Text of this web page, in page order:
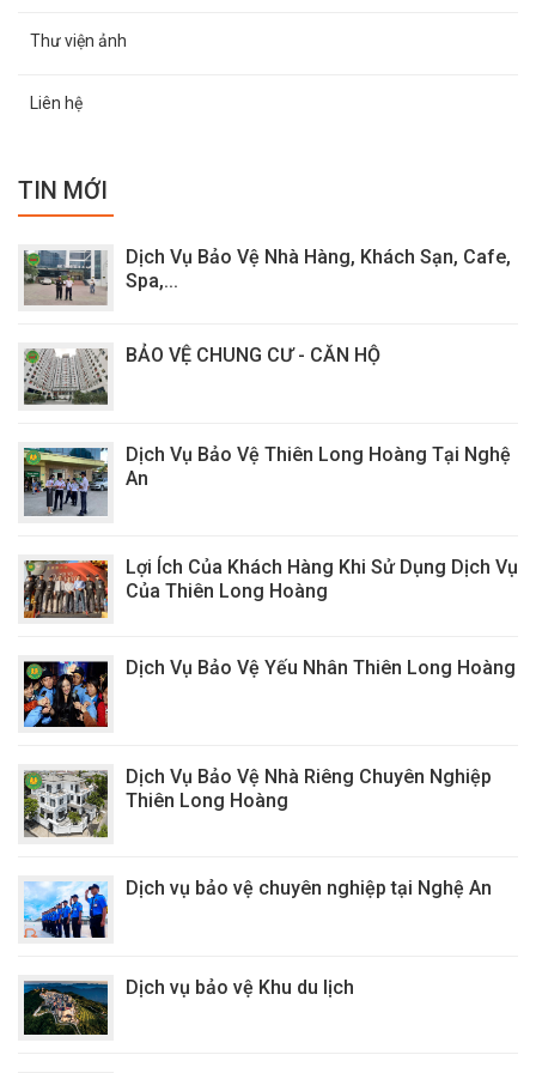
Fanpage: https://www.facebook.com/
Thư viện ảnh
Liên hệ
TIN MỚI
Dịch Vụ Bảo Vệ Nhà Hàng, Khách Sạn, Cafe,
Spa,...
BẢO VỆ CHUNG CƯ - CĂN HỘ
Dịch Vụ Bảo Vệ Thiên Long Hoàng Tại Nghệ
An
Lợi Ích Của Khách Hàng Khi Sử Dụng Dịch Vụ
Của Thiên Long Hoàng
Dịch Vụ Bảo Vệ Yếu Nhân Thiên Long Hoàng
Dịch Vụ Bảo Vệ Nhà Riêng Chuyên Nghiệp
Thiên Long Hoàng
Dịch vụ bảo vệ chuyên nghiệp tại Nghệ An
Dịch vụ bảo vệ Khu du lịch